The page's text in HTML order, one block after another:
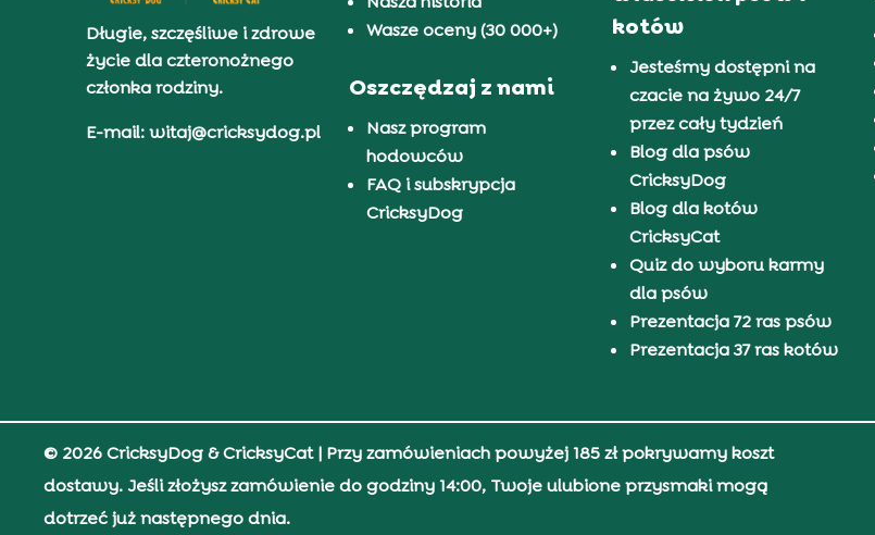
Długie, szczęśliwe i zdrowe
życie dla czteronożnego
członka rodziny.
E-mail: witaj@cricksydog.pl
Wasze oceny (30 000+)
Oszczędzaj z nami
Nasz program
hodowców
FAQ i subskrypcja
CricksyDog
kotów
Jesteśmy dostępni na
czacie na żywo 24/7
przez cały tydzień
Blog dla psów
CricksyDog
Blog dla kotów
CricksyCat
Quiz do wyboru karmy
dla psów
Prezentacja 72 ras psów
Prezentacja 37 ras kotów
© 2026 CricksyDog & CricksyCat| Przy zamówieniach powyżej 185 zł pokrywamy koszt
dostawy. Jeśli złożysz zamówienie do godziny 14:00, Twoje ulubione przysmaki mogą
dotrzeć już następnego dnia.